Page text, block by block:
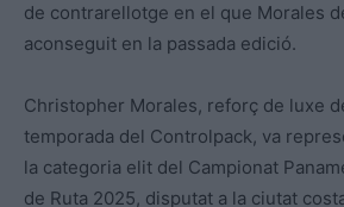
de contrarellotge en el que Morales
aconseguit en la passada edició.
Christopher Morales, reforç de luxe
temporada del Controlpack, va
la categoria elit del Campionat
de Ruta 2025, disputat a la ciutat